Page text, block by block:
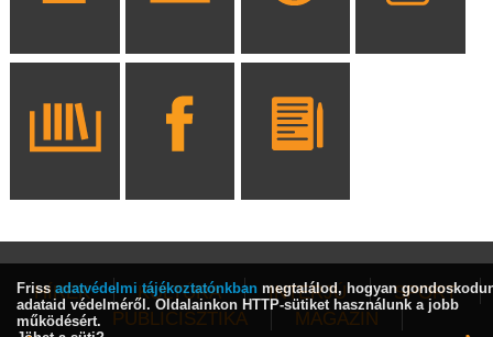
HÍREK KULTÚRA INTERJÚ
SPORT
PUBLICISZTIKA
MAGAZIN
Friss adatvédelmi tájékoztatónkban megtalálod, hogyan
adataid védelméről. Oldalainkon HTTP-sütiket használunk a jobb
működésért.